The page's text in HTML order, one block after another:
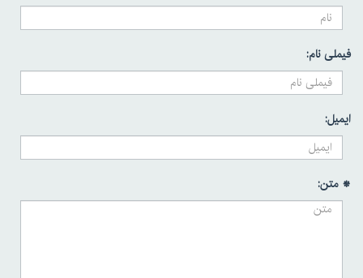
فیملی نام:
ایمیل:
* متن: